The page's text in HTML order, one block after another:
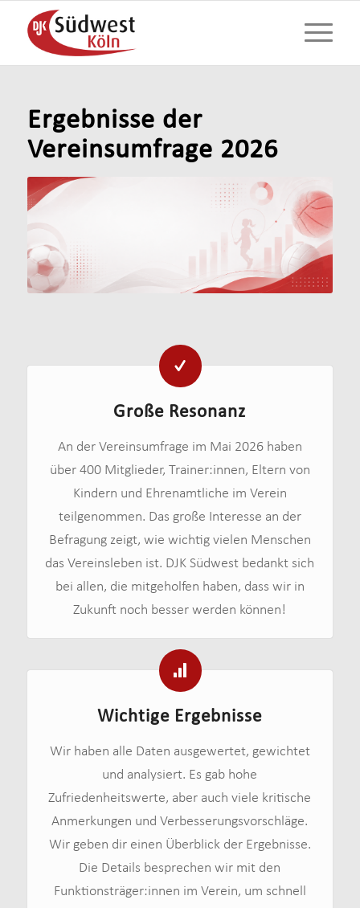
Ergebnisse der
Vereinsumfrage 2026
Große Resonanz
An der Vereinsumfrage im Mai 2026 haben
über 400 Mitglieder, Trainer:innen, Eltern von
Kindern und Ehrenamtliche im Verein
teilgenommen. Das große Interesse an der
Befragung zeigt, wie wichtig vielen Menschen
das Vereinsleben ist. DJK Südwest bedankt sich
bei allen, die mitgeholfen haben, dass wir in
Zukunft noch besser werden können!
Wichtige Ergebnisse
Wir haben alle Daten ausgewertet, gewichtet
und analysiert. Es gab hohe
Zufriedenheitswerte, aber auch viele kritische
Anmerkungen und Verbesserungsvorschläge.
Wir geben dir einen Überblick der Ergebnisse.
Die Details besprechen wir mit den
Funktionsträger:innen im Verein, um schnell